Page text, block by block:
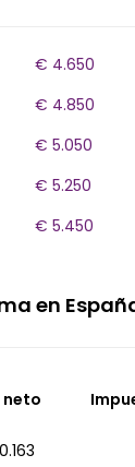
€ 4.650
€ 4.850
€ 5.050
€ 5.250
€ 5.450
en
neto